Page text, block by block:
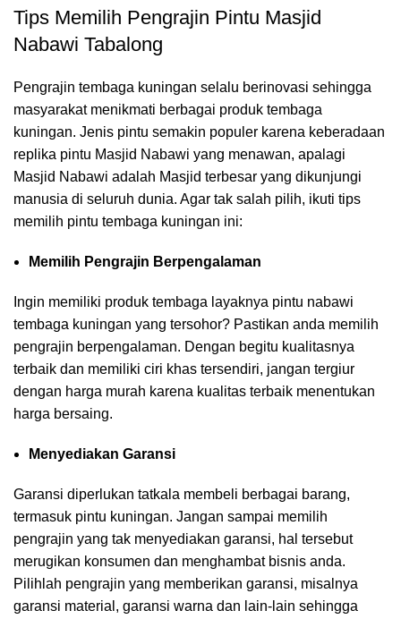
Tips Memilih Pengrajin Pintu Masjid
Nabawi Tabalong
Pengrajin tembaga kuningan selalu berinovasi sehingga
masyarakat menikmati berbagai produk tembaga
kuningan. Jenis pintu semakin populer karena keberadaan
replika pintu Masjid Nabawi yang menawan, apalagi
Masjid Nabawi adalah Masjid terbesar yang dikunjungi
manusia di seluruh dunia. Agar tak salah pilih, ikuti tips
memilih pintu tembaga kuningan ini:
Memilih Pengrajin Berpengalaman
Ingin memiliki produk tembaga layaknya pintu nabawi
tembaga kuningan yang tersohor? Pastikan anda memilih
pengrajin berpengalaman. Dengan begitu kualitasnya
terbaik dan memiliki ciri khas tersendiri, jangan tergiur
dengan harga murah karena kualitas terbaik menentukan
harga bersaing.
Menyediakan Garansi
Garansi diperlukan tatkala membeli berbagai barang,
termasuk pintu kuningan. Jangan sampai memilih
pengrajin yang tak menyediakan garansi, hal tersebut
merugikan konsumen dan menghambat bisnis anda.
Pilihlah pengrajin yang memberikan garansi, misalnya
garansi material, garansi warna dan lain-lain sehingga